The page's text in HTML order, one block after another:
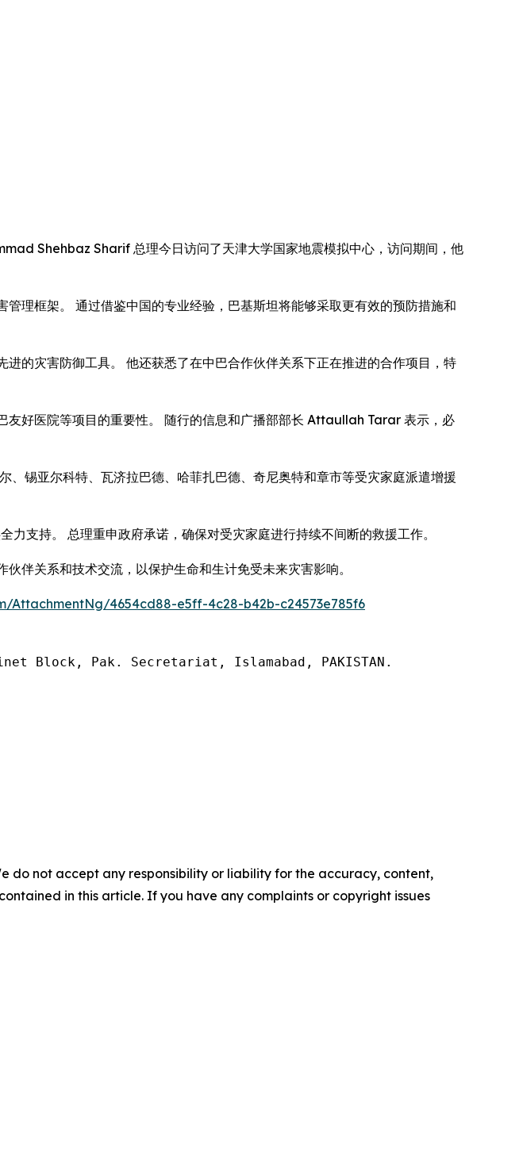
Shehbaz Sharif 总理今日访问了天津大学国家地震模拟中心，访问期间，他
理框架。 通过借鉴中国的专业经验，巴基斯坦将能够采取更有效的预防措施和
的灾害防御工具。 他还获悉了在中巴合作伙伴关系下正在推进的合作项目，特
友好医院等项目的重要性。 随行的信息和广播部部长 Attaullah Tarar 表示，必
锡亚尔科特、瓦济拉巴德、哈菲扎巴德、奇尼奥特和章市等受灾家庭派遣增援
支持。 总理重申政府承诺，确保对受灾家庭进行持续不间断的救援工作。
伴关系和技术交流，以保护生命和生计免受未来灾害影响。
AttachmentNg/4654cd88-e5ff-4c28-b42b-c24573e785f6
Block, Pak. Secretariat, Islamabad, PAKISTAN.
do not accept any responsibility or liability for the accuracy, content,
in this article. If you have any complaints or copyright issues